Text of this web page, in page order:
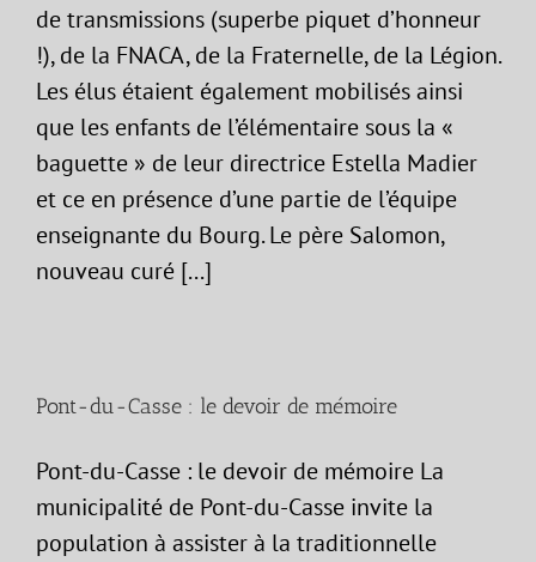
de transmissions (superbe piquet d’honneur
!), de la FNACA, de la Fraternelle, de la Légion.
Les élus étaient également mobilisés ainsi
que les enfants de l’élémentaire sous la «
baguette » de leur directrice Estella Madier
et ce en présence d’une partie de l’équipe
enseignante du Bourg. Le père Salomon,
nouveau curé [...]
Pont-du-Casse : le devoir de mémoire
Pont-du-Casse : le devoir de mémoire La
municipalité de Pont-du-Casse invite la
population à assister à la traditionnelle